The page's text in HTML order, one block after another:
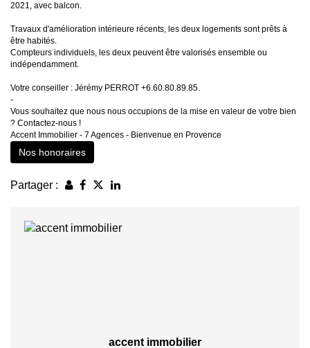
2021, avec balcon.
Travaux d'amélioration intérieure récents, les deux logements sont prêts à
être habités.
Compteurs individuels, les deux peuvent être valorisés ensemble ou
indépendamment.
Votre conseiller : Jérémy PERROT +6.60.80.89.85.
-
Vous souhaitez que nous nous occupions de la mise en valeur de votre bien
? Contactez-nous !
Accent Immobilier - 7 Agences - Bienvenue en Provence
Nos honoraires
Partager :
accent immobilier